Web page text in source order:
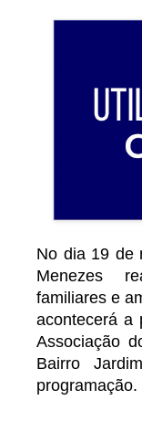
No dia 19 de
Menezes
familiares e
acontecerá a
Associação
Bairro
programação.